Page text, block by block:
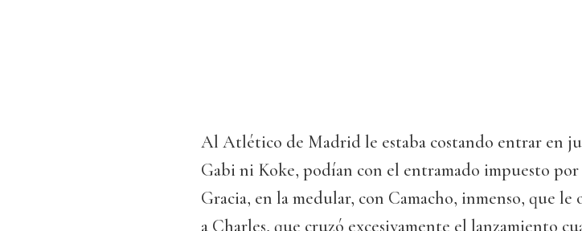
Al Atlético de Madrid le estaba costando entrar en
Gabi ni Koke, podían con el entramado impuesto por
Gracia, en la medular, con Camacho, inmenso, que le
a Charles, que cruzó excesivamente el lanzamiento